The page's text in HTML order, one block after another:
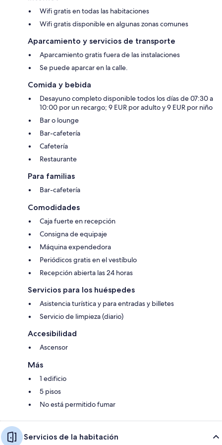
Wifi gratis en todas las habitaciones
Wifi gratis disponible en algunas zonas comunes
Aparcamiento y servicios de transporte
Aparcamiento gratis fuera de las instalaciones
Se puede aparcar en la calle.
Comida y bebida
Desayuno completo disponible todos los días de 07:30 a
10:00 por un recargo; 9 EUR por adulto y 9 EUR por niño
Bar o lounge
Bar-cafetería
Cafetería
Restaurante
Para familias
Bar-cafetería
Comodidades
Caja fuerte en recepción
Consigna de equipaje
Máquina expendedora
Periódicos gratis en el vestíbulo
Recepción abierta las 24 horas
Servicios para los huéspedes
Asistencia turística y para entradas y billetes
Servicio de limpieza (diario)
Accesibilidad
Ascensor
Más
1 edificio
5 pisos
No está permitido fumar
Servicios de la habitación